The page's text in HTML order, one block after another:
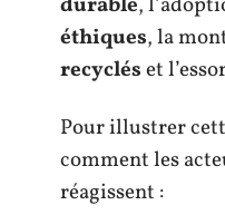
éthiques, la
recycléset
Pour illustrer
comment les
réagissent :